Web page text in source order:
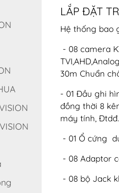
LẮP ĐẶT
Hệ thống bao
- 08 camera
30m Chuẩn
- 01 Đầu ghi
đồng thời 8
máy tính, Đtdđ.
- 01 Ổ cứng
- 08 Adaptor
- 08 bộ Jack